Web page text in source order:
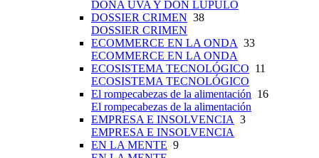
DOÑA UVA Y DON LÚPULO
DOSSIER CRIMEN 38
DOSSIER CRIMEN
ECOMMERCE EN LA ONDA 33
ECOMMERCE EN LA ONDA
ECOSISTEMA TECNOLÓGICO 11
ECOSISTEMA TECNOLÓGICO
El rompecabezas de la alimentación 16
El rompecabezas de la alimentación
EMPRESA E INSOLVENCIA 3
EMPRESA E INSOLVENCIA
EN LA MENTE 9